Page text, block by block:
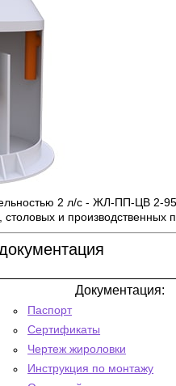
2 л/с - ЖЛ-ПП-ЦВ 2-
и производственных
Документация:
Паспорт
Сертификаты
Чертеж жироловки
Инструкция по монтажу